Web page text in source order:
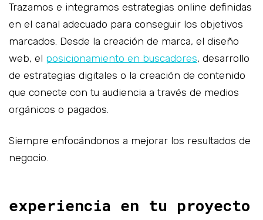
Trazamos e integramos estrategias online definidas
en el canal adecuado para conseguir los objetivos
marcados. Desde la creación de marca, el diseño
web, el posicionamiento en buscadores, desarrollo
de estrategias digitales o la creación de contenido
que conecte con tu audiencia a través de medios
orgánicos o pagados.
Siempre enfocándonos a mejorar los resultados de
negocio.
experiencia en tu proyecto